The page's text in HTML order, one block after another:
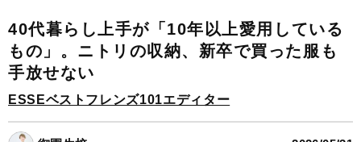
40代暮らし上手が「10年以上愛用している
もの」。ニトリの収納、新卒で買った服も
手放せない
ESSEベストフレンズ101エディター